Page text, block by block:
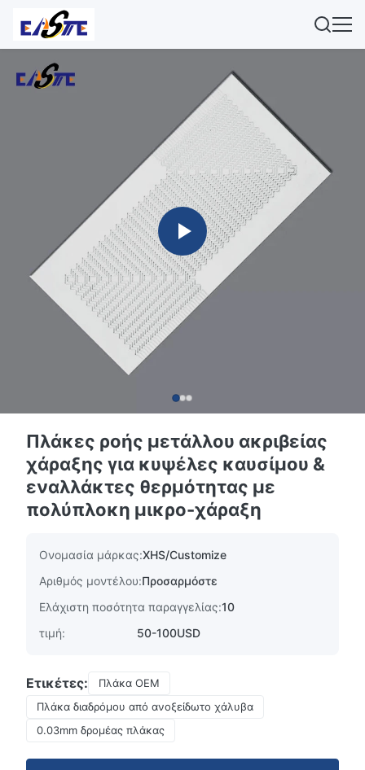
Πλάκες ροής μετάλλου ακριβείας
χάραξης για κυψέλες καυσίμου &
εναλλάκτες θερμότητας με
πολύπλοκη μικρο-χάραξη
Ονομασία μάρκας:XHS/Customize
Αριθμός μοντέλου:Προσαρμόστε
Ελάχιστη ποσότητα παραγγελίας:10
τιμή:
50-100USD
Ετικέτες:
Πλάκα OEM
Πλάκα διαδρόμου από ανοξείδωτο χάλυβα
0.03mm δρομέας πλάκας